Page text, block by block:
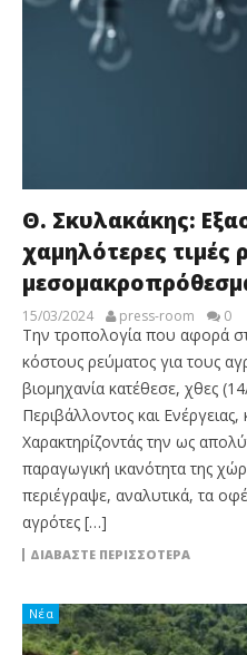
Θ. Σκυλακάκης:
χαμηλότερες τιμές
15/03/2024 press-room 0
Την τροπολογία που αφορά
κόστους ρεύματος για τους
βιομηχανία κατέθεσε, χθες
Περιβάλλοντος και
Χαρακτηρίζοντάς την ως
παραγωγική ικανότητα της
περιέγραψε, αναλυτικά, τα
αγρότες […]
ΔΙΑΒΆΣΤΕ ΠΕΡΙΣΣΌΤΕΡΑ
Νέα